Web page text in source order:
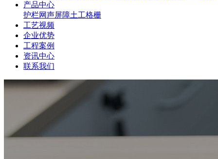
产品中心
护栏网声屏障土工格栅
工艺视频
企业优势
工程案例
资讯中心
联系我们